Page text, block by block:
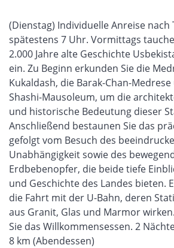
(Dienstag) Individuelle Anreise nach
spätestens 7 Uhr. Vormittags
2.000 Jahre alte Geschichte
ein. Zu Beginn erkunden Sie die
Kukaldash, die Barak-Chan-
Shashi-Mausoleum, um die
und historische Bedeutung dieser
Anschließend bestaunen Sie das
gefolgt vom Besuch des
Unabhängigkeit sowie des
Erdbebenopfer, die beide tiefe
und Geschichte des Landes bieten.
die Fahrt mit der U-Bahn, deren
aus Granit, Glas und Marmor
Sie das Willkommensessen. 2
8 km (Abendessen)